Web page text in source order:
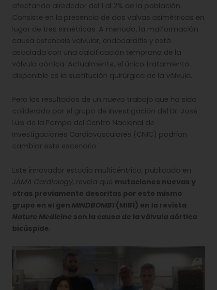
afectando alrededor del 1 al 2% de la población.
Consiste en la presencia de dos valvas asimétricas en
lugar de tres simétricas. A menudo, la malformación
causa estenosis valvular, endocarditis y está
asociada con una calcificación temprana de la
válvula aórtica. Actualmente, el único tratamiento
disponible es la sustitución quirúrgica de la válvula.
Pero los resultados de un nuevo trabajo que ha sido
coliderado por el grupo de investigación del Dr. José
Luis de la Pompa del Centro Nacional de
Investigaciones Cardiovasculares (CNIC) podrían
cambiar este escenario.
Este innovador estudio multicéntrico, publicado en
JAMA Cardiology, revela que mutaciones nuevas y
otras previamente descritas por este mismo
grupo en el gen MINDBOMB1 (MIB1) en la revista
Nature Medicine son la causa de la válvula aórtica
bicúspide.